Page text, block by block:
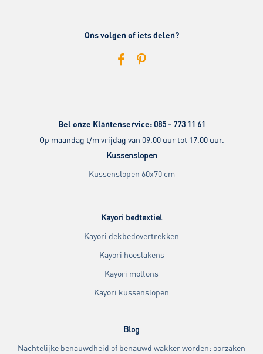
Ons volgen of iets delen?
Bel onze Klantenservice: 085 - 773 11 61
Op maandag t/m vrijdag van 09.00 uur tot 17.00 uur.
Kussenslopen
Kussenslopen 60x70 cm
Kayori bedtextiel
Kayori dekbedovertrekken
Kayori hoeslakens
Kayori moltons
Kayori kussenslopen
Blog
Nachtelijke benauwdheid of benauwd wakker worden: oorzaken